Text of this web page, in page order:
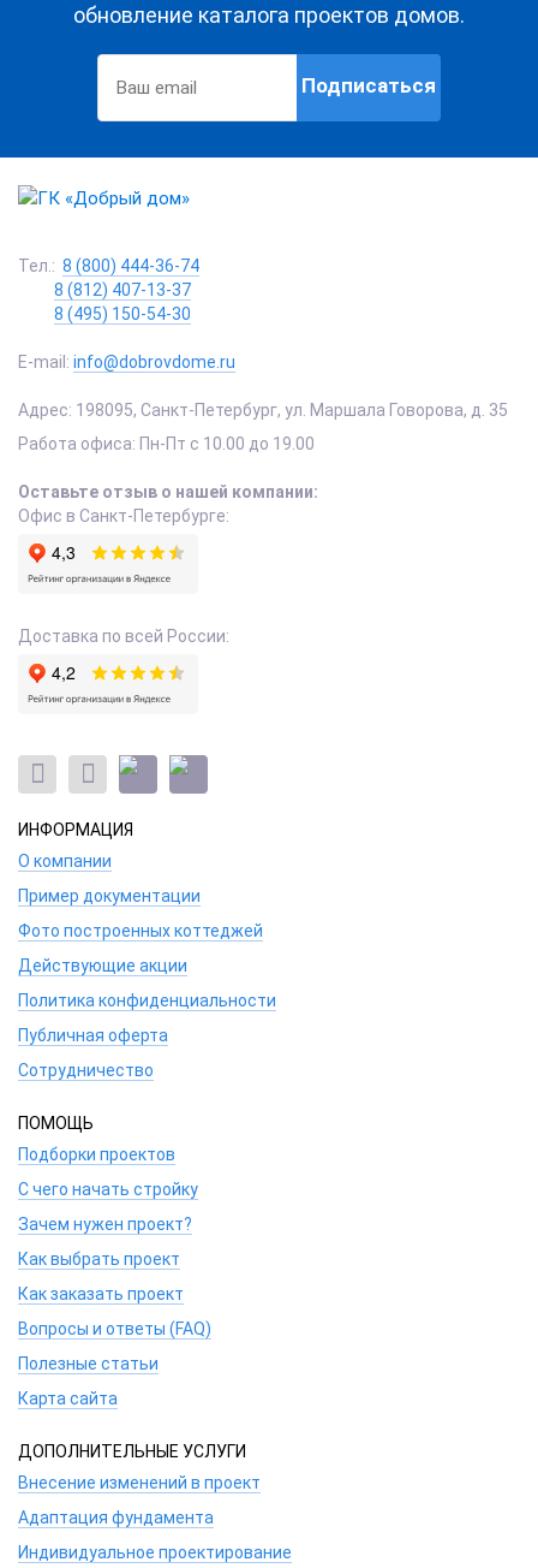
обновление каталога проектов домов.
Подписаться
Тел.: 8 (800) 444-36-74
8 (812) 407-13-37
8 (495) 150-54-30
E-mail: info@dobrovdome.ru
Адрес: 198095, Санкт-Петербург, ул. Маршала Говорова, д. 35
Работа офиса: Пн-Пт с 10.00 до 19.00
Оставьте отзыв о нашей компании:
Офис в Санкт-Петербурге:
Доставка по всей России:
ИНФОРМАЦИЯ
О компании
Пример документации
Фото построенных коттеджей
Действующие акции
Политика конфиденциальности
Публичная оферта
Сотрудничество
ПОМОЩЬ
Подборки проектов
С чего начать стройку
Зачем нужен проект?
Как выбрать проект
Как заказать проект
Вопросы и ответы (FAQ)
Полезные статьи
Карта сайта
ДОПОЛНИТЕЛЬНЫЕ УСЛУГИ
Внесение изменений в проект
Адаптация фундамента
Индивидуальное проектирование